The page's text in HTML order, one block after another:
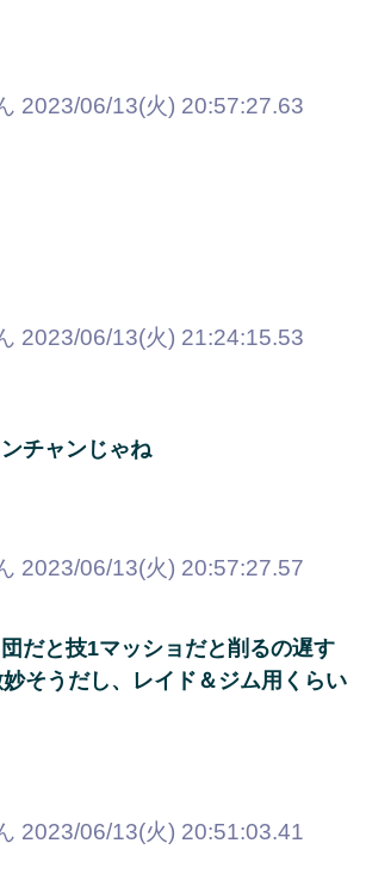
2023/06/13(火) 20:57:27.63
2023/06/13(火) 21:24:15.53
チャンじゃね
2023/06/13(火) 20:57:27.57
だと技1マッショだと削るの遅す
そうだし、レイド＆ジム用くらい
2023/06/13(火) 20:51:03.41